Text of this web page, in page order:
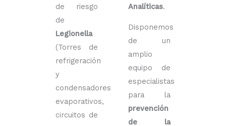
de riesgo
de
Legionella
(Torres de
refrigeración
y
condensadores
evaporativos,
circuitos de
Analíticas.
Disponemos
de un
amplio
equipo de
especialistas
para la
prevención
de la